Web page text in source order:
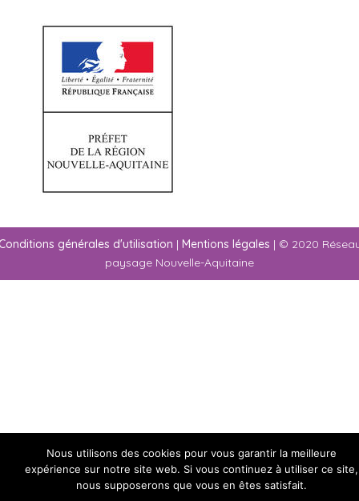
générales d'utilisation | Mentions légales | © 2020
paysage Nouvelle-Aquitaine
Nous utilisons des cookies pour vous garantir la meilleure
expérience sur notre site web. Si vous continuez à utiliser ce site,
nous supposerons que vous en êtes satisfait.